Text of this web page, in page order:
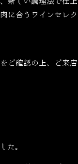
に合うワインセレ
確認の上、ご来
た。